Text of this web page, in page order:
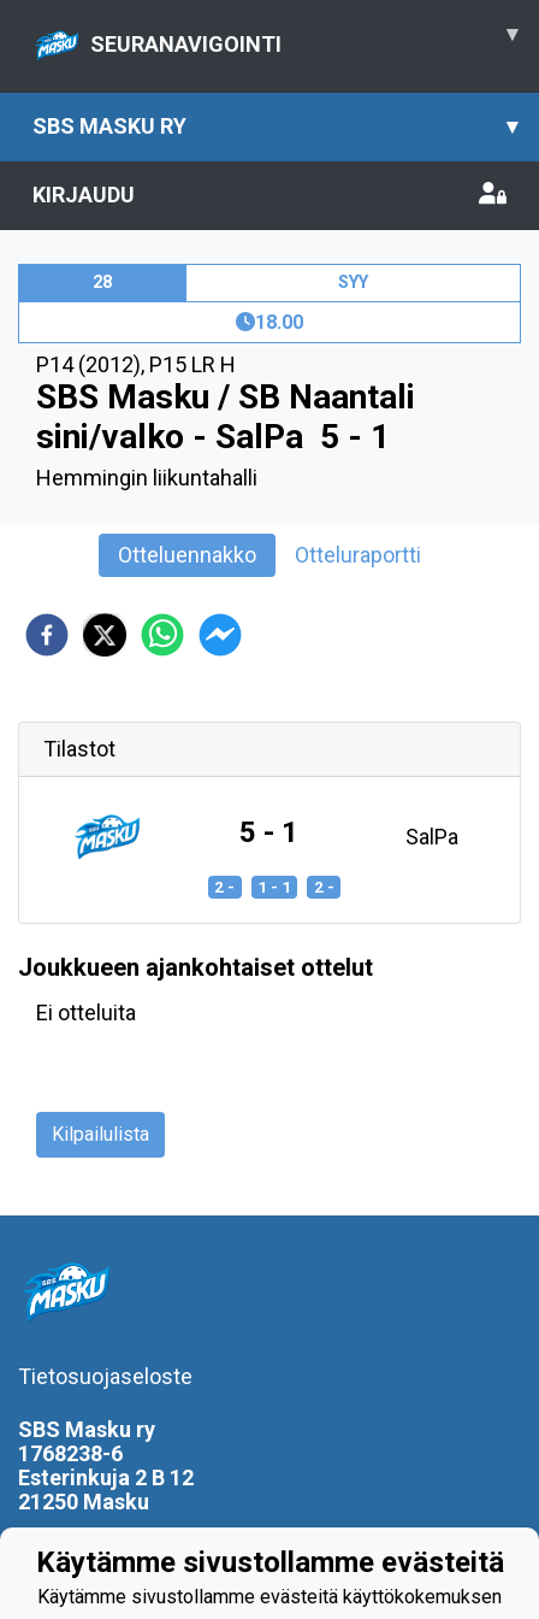
SEURANAVIGOINTI ▾
SBS MASKU RY ▾
KIRJAUDU
28 SYY
18.00
P14 (2012), P15 LR H
SBS Masku / SB Naantali
sini/valko - SalPa 5 - 1
Hemmingin liikuntahalli
Otteluennakko Otteluraportti
Tilastot
5 - 1 SalPa
2 - 1 - 1 2 -
Joukkueen ajankohtaiset ottelut
Ei otteluita
Kilpailulista
Tietosuojaseloste
SBS Masku ry
1768238-6
Esterinkuja 2 B 12
21250 Masku
0400 799 896
puheenjohtaja(at)sbsmasku.com
Käytämme sivustollamme evästeitä
Käytämme sivustollamme evästeitä käyttökokemuksen